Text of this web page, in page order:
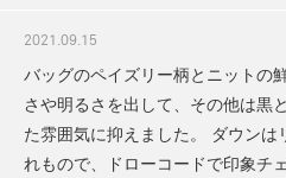
2021.09.15
バッグのペイズリー柄とニットの
さや明るさを出して、その他は黒
た雰囲気に抑えました。 ダウン
れもので、ドローコードで印象チ